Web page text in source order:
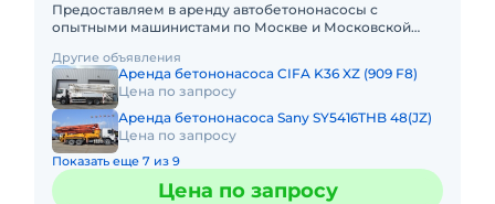
Предоставляем в аренду автобетононасосы с
опытными машинистами по Москве и Московской
краткосрочный (почасовой, посменн
Другие объявления
Аренда бетононасоса CIFA K36 XZ (909 F8)
Цена по запросу
Аренда бетононасоса Sany SY5416THB 48(JZ)
Цена по запросу
Показать еще 7 из 9
Цена по запросу